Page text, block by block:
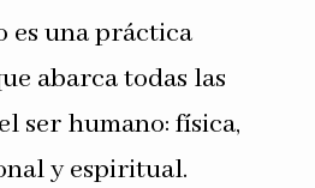
es una práctica
abarca todas las
ser humano: física,
y espiritual.